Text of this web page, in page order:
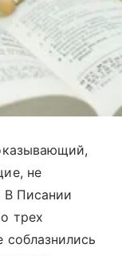
не
В Писании
трех
соблазнились